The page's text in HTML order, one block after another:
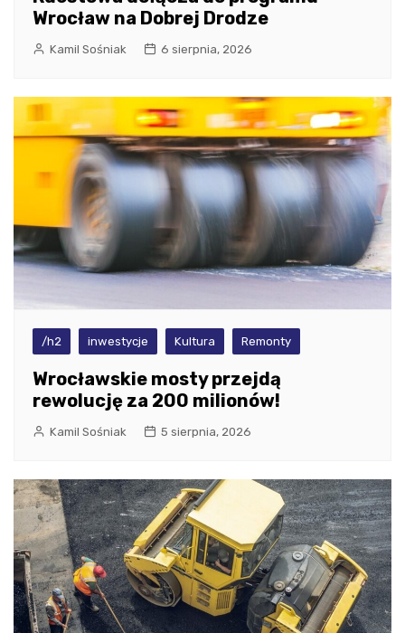
Wrocław na Dobrej Drodze
Kamil Sośniak 6 sierpnia, 2026
/h2 inwestycje Kultura Remonty
Wrocławskie mosty przejdą
rewolucję za 200 milionów!
Kamil Sośniak 5 sierpnia, 2026